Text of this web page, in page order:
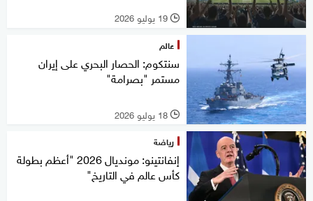
l 19 يوليو 2026
عالم
سنتكوم: الحصار البحري على إيران
مستمر "بصرامة"
l 18 يوليو 2026
رياضة
إنفانتينو: مونديال 2026 "أعظم بطولة
كأس عالم في التاريخ"